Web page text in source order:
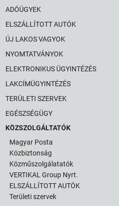
ADÓÜGYEK
ELSZÁLLÍTOTT AUTÓK
ÚJ LAKOS VAGYOK
NYOMTATVÁNYOK
ELEKTRONIKUS ÜGYINTÉZÉS
LAKCÍMÜGYINTÉZÉS
TERÜLETI SZERVEK
EGÉSZSÉGÜGY
KÖZSZOLGÁLTATÓK
Magyar Posta
Közbiztonság
Közműszolgálatatók
VERTIKAL Group Nyrt.
ELSZÁLLÍTOTT AUTÓK
Területi szervek